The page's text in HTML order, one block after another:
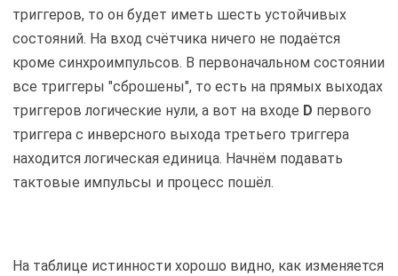
триггеров, то он будет иметь шесть устойчивых
состояний. На вход счётчика ничего не подаётся
кроме синхроимпульсов. В первоначальном состоянии
все триггеры "сброшены", то есть на прямых выходах
триггеров логические нули, а вот на входе D первого
триггера с инверсного выхода третьего триггера
находится логическая единица. Начнём подавать
тактовые импульсы и процесс пошёл.
На таблице истинности хорошо видно, как изменяется